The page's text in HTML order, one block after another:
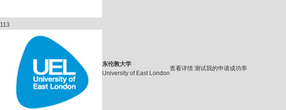
113
东伦敦大学
University of East London
查看详情 测试我的申请成功率